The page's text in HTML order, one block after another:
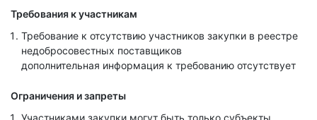
Требования к участникам
Требование к отсутствию участников закупки в реестре
недобросовестных поставщиков
дополнительная информация к требованию отсутствует
Ограничения и запреты
Участниками закупки могут быть только субъекты